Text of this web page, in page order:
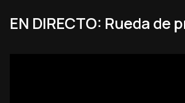
EN DIRECTO: Rueda